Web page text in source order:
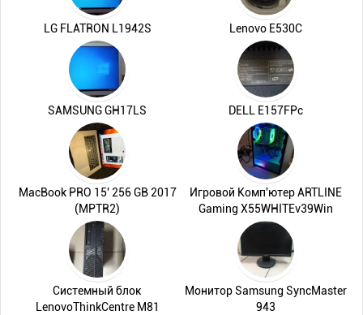
LG FLATRON L1942S Lenovo E530C
SAMSUNG GH17LS DELL E157FPc
MacBook PRO 15' 256 GB 2017
(MPTR2)
Игровой Комп'ютер ARTLINE
Gaming X55WHITEv39Win
Системный блок
LenovoThinkCentre M81
Монитор Samsung SyncMaster
943